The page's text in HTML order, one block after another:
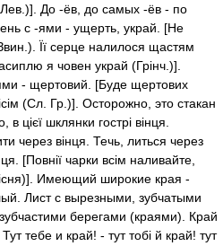
До -ёв, до самых -ёв - по
с -ями - ущерть, украй. [Не
Її серце налилося щастям
я човен украй (Грінч.)].
- щертовий. [Буде щертових
(Сл. Гр.)]. Осторожно, это стакан
цієї шклянки гострі вінця.
через вінця. Течь, литься через
[Повнії чарки всім наливайте,
Имеющий широкие края -
Лист с вырезными, зубчатыми
берегами (краями). Край
тебе и край! - тут тобі й край! тут